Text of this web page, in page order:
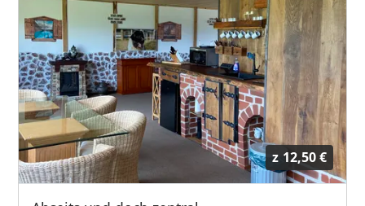
z 12,50 €